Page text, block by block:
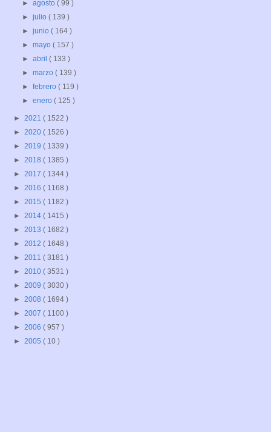
►agosto( 99 )
►julio( 139 )
►junio( 164 )
►mayo( 157 )
►abril( 133 )
►marzo( 139 )
►febrero( 119 )
►enero( 125 )
► 2021 ( 1522 )
► 2020 ( 1526 )
► 2019 ( 1339 )
► 2018 ( 1385 )
► 2017 ( 1344 )
► 2016 ( 1168 )
► 2015 ( 1182 )
► 2014 ( 1415 )
► 2013 ( 1682 )
► 2012 ( 1648 )
► 2011 ( 3181 )
► 2010 ( 3531 )
► 2009 ( 3030 )
► 2008 ( 1694 )
► 2007 ( 1100 )
► 2006 ( 957 )
► 2005 ( 10 )